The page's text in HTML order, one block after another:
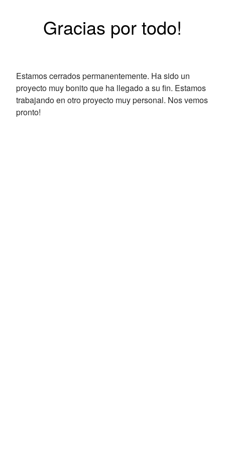
Gracias por todo!
Estamos cerrados permanentemente. Ha sido un
proyecto muy bonito que ha llegado a su fin. Estamos
trabajando en otro proyecto muy personal. Nos vemos
pronto!